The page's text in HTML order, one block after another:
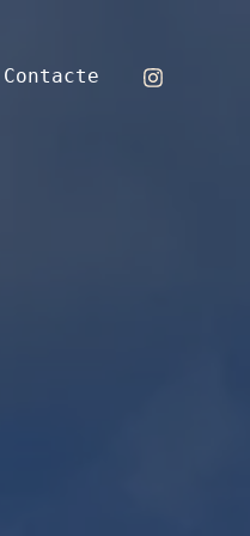
Contacte